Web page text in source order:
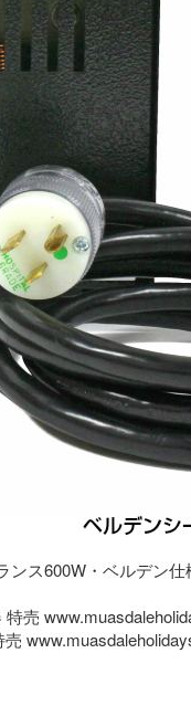
ンス600W・ベルデン仕